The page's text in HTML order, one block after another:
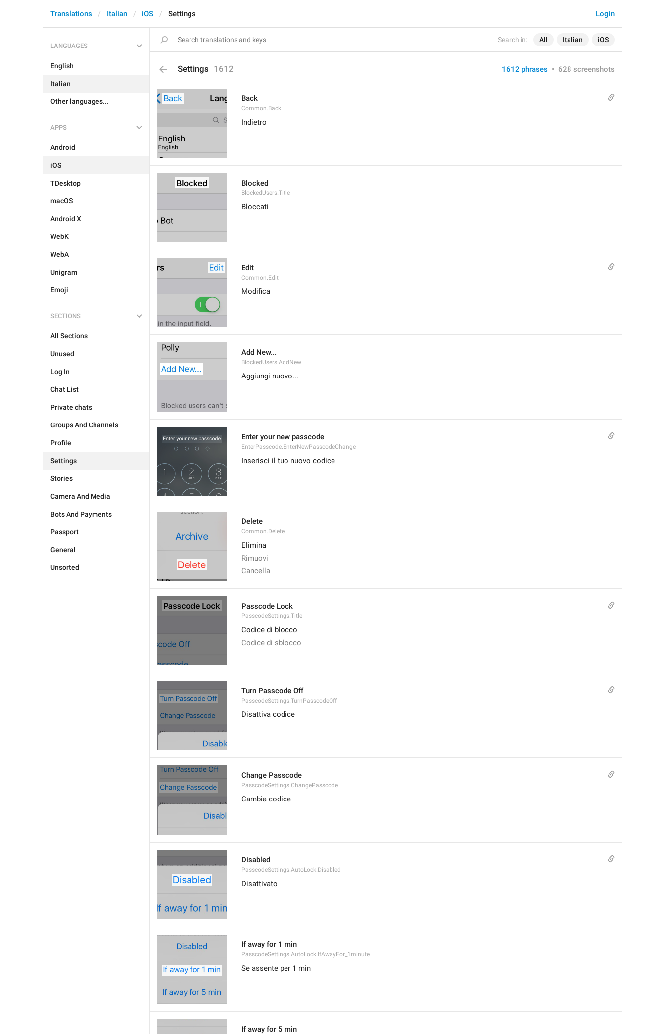
Search in: All Italian iOS
Login
Translations Italian iOS Settings
LANGUAGES
English
Italian
Other languages...
APPS
Android
iOS
TDesktop
macOS
Android X
WebK
WebA
Unigram
Emoji
SECTIONS
All Sections
Unused
Log In
Chat List
Private chats
Groups And Channels
Profile
Settings
Stories
Camera And Media
Bots And Payments
Passport
General
Unsorted
Settings 1612 1612 phrases • 628 screenshots
Back
Common.Back
Indietro
Blocked
BlockedUsers.Title
Bloccati
Edit
Common.Edit
Modifica
Add New...
BlockedUsers.AddNew
Aggiungi nuovo...
Enter your new passcode
EnterPasscode.EnterNewPasscodeChange
Inserisci il tuo nuovo codice
Delete
Common.Delete
Elimina
Rimuovi
Cancella
Passcode Lock
PasscodeSettings.Title
Codice di blocco
Codice di sblocco
Turn Passcode Off
PasscodeSettings.TurnPasscodeOff
Disattiva codice
Change Passcode
PasscodeSettings.ChangePasscode
Cambia codice
Disabled
PasscodeSettings.AutoLock.Disabled
Disattivato
If away for 1 min
PasscodeSettings.AutoLock.IfAwayFor_1minute
Se assente per 1 min
If away for 5 min